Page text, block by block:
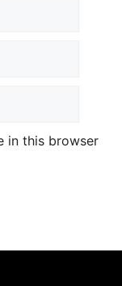
in this browser